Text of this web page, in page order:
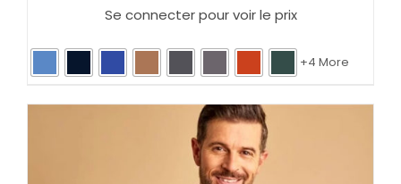
Se connecter pour voir le prix
+4 More